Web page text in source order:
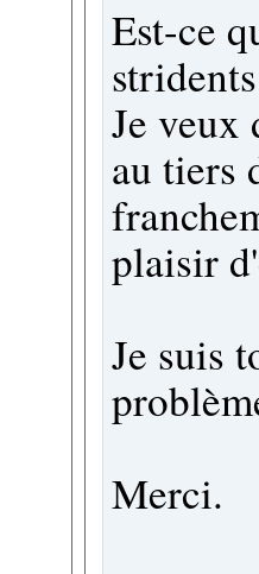
Est-ce
Je veux
au tiers
plaisir
Je suis
Merci.